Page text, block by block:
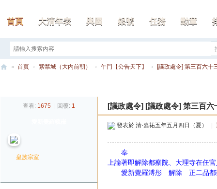
首頁 大清年表 輿圖 銀號 任務 勳章
» 首頁 › 紫禁城（大內前朝） › 午門【公告天下】 › [議政處令] 第三百六十
查看: 1675 回覆: 1 [議政處令] [議政處令] 第三百
皇族宗室
發表於 清·嘉祐五年五月四日（夏）
奉
上諭著即解除都察院、大理寺在任
愛新覺羅溥彤 解除 正二品都